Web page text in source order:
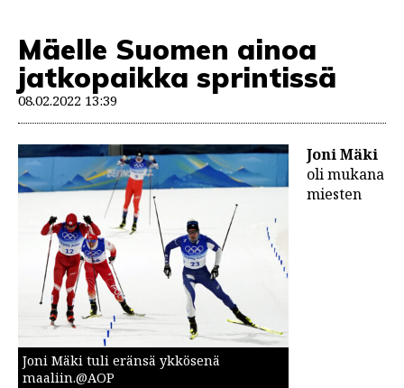
Mäelle Suomen ainoa
jatkopaikka sprintissä
08.02.2022 13:39
Joni Mäki tuli eränsä ykkösenä
maaliin.@AOP
Joni Mäki
oli mukana
miesten